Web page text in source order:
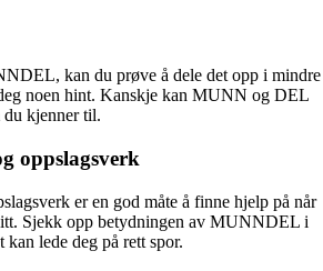
kan du prøve å dele det opp i mindre
noen hint. Kanskje kan MUNN og DEL
du kjenner til.
oppslagsverk
er en god måte å finne hjelp på når
Sjekk opp betydningen av MUNNDEL i
lede deg på rett spor.